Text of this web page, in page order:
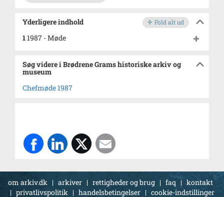
Yderligere indhold Fold alt ud
11987 - Møde
Søg videre i Brødrene Grams historiske arkiv og
museum
Chefmøde 1987
om arkiv.dk | arkiver | rettigheder og brug | faq | kontakt
|privatlivspolitik | handelsbetingelser | cookie-indstillinger